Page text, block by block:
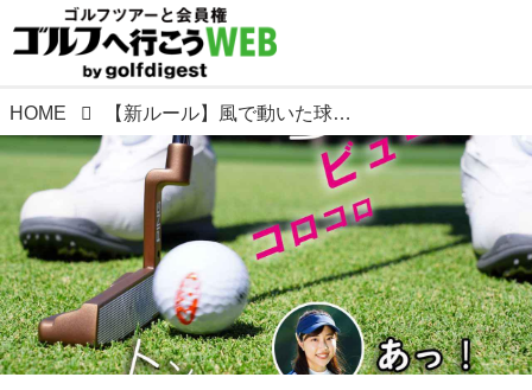
HOME 【新ルール】風で動いた球がパターに当たって止まった! これって罰あり? なし?